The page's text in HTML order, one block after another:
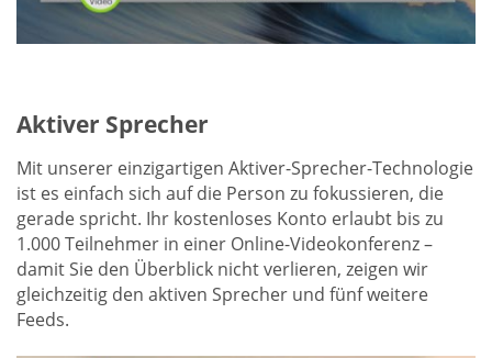
Aktiver Sprecher
Mit unserer einzigartigen Aktiver-Sprecher-Technologie
ist es einfach sich auf die Person zu fokussieren, die
gerade spricht. Ihr kostenloses Konto erlaubt bis zu
1.000 Teilnehmer in einer Online-Videokonferenz –
damit Sie den Überblick nicht verlieren, zeigen wir
gleichzeitig den aktiven Sprecher und fünf weitere
Feeds.